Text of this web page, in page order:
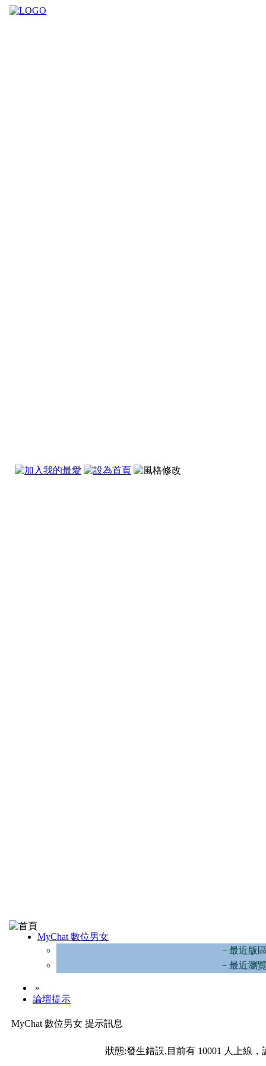
MyChat 數位男女
－最近版
－最近瀏
»
論壇提示
MyChat 數位男女 提示訊息
狀態:發生錯誤,目前有 10001 人上線